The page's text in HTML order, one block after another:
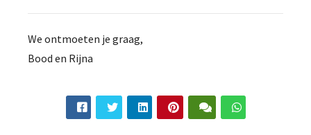
We ontmoeten je graag,
Bood en Rijna